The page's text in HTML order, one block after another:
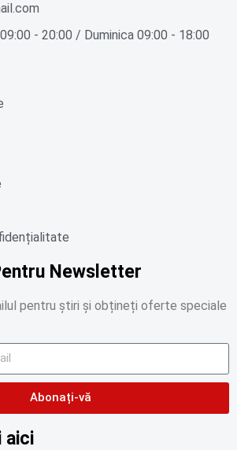
- 20:00 / Duminica 09:00 - 18:00
Newsletter
pentru știri și obțineți oferte speciale
Abonați-vă
aici